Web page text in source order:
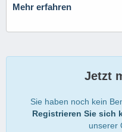
Mehr erfahren
Jetzt
Sie haben noch kein
Registrieren Sie sich
unserer